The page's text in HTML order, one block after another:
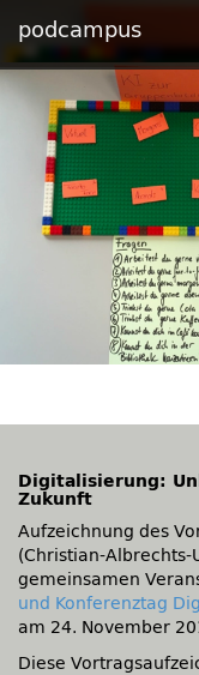
podcampus
Digitalisierung:
Zukunft
Aufzeichnung des
(Christian-
gemeinsamen
und Konferenztag
am 24. November
Diese